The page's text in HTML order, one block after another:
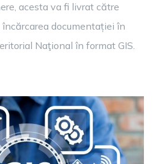
acesta va fi livrat către
documentației în
Naţional în format GIS.